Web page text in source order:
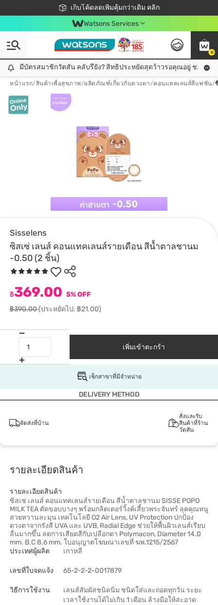
เก็บโค้ดลดเพิ่มคุ้มกว่าเดิม คลิก
ชอปออนไลน์ครั้งแรก ลดเพิ่มจุก ๆ 10%! 🎉
📦ส่งฟรี! เมื่อชอป 499฿
สมาชิกวัตสัน คลับดียังไง?
Watsons Services
0
มีบัตรสมาชิกวัตสัน คลับรึยัง? สิทธิประหยัดสุดว้าวรอคุณอยู่ ชอปคุ้มกว่าเดิม คลิก!
มีบัตรสมาชิกวัตสัน คลับรึยัง? สิทธิประหยัดสุดว้าวรอคุณอยู่ ชอปคุ้มก
หน้าแรก/สินค้าเพื่อสุขภาพ/ผลิตภัณฑ์เกี่ยวกับดวงตา/คอนแทคเลนส์สีแฟชัน/
Sisselens
ซิสเซ่ เลนส์ คอนแทคเลนส์รายเดือน สีน้ำตาลชานม
-0.50 (2 ชิ้น)
฿369.00 5% OFF
฿390.00(ประหยัดไป: ฿21.00)
เพิ่มเข้าตะกร้า
เช็กสาขาที่มีจำหน่าย
DELIVERY METHOD
จัดส่งที่บ้าน
สั่งและรับ
สินค้าที่ร้าน
วัตสัน
รายละเอียดสินค้า
รายละเอียดสินค้า
ซิสเซ่ เลนส์ คอนแทคเลนส์รายเดือน สีน้ำตาลชานม SISSE POPO
MILK TEA ตัดขอบบางๆ พร้อมกลิตเตอร์วิ้งค์เสี้ยวพระจันทร์ ลุคคุณหนู
สวยหวานละมุน เทคโนโลยี O2 Air Lens, UV Protection ปกป้อง
ดวงตาจากรังสี UVA และ UVB, Radial Edge ช่วยให้พื้นผิวเลนส์เรียบ
ลื่นมากขึ้น ลดการเสียดสีกับเปลือกตา Polymacon, Diameter 14.0
mm. B.C 8.6 mm. ใบอนุญาตโฆษณาเลขที่ ฆพ.1215/2567
ประเทศผู้ผลิต
เกาหลี
เลขที่ใบจดแจ้ง 65-2-2-2-0017879
วิธีการใช้งาน
เลนส์สัมผัสชนิดนิ่ม ชนิดใส่และถอดทุกวัน ระยะ
เวลาใช้งานได้ไม่เกิน 1 เดือน ล้างมือให้สะอาด